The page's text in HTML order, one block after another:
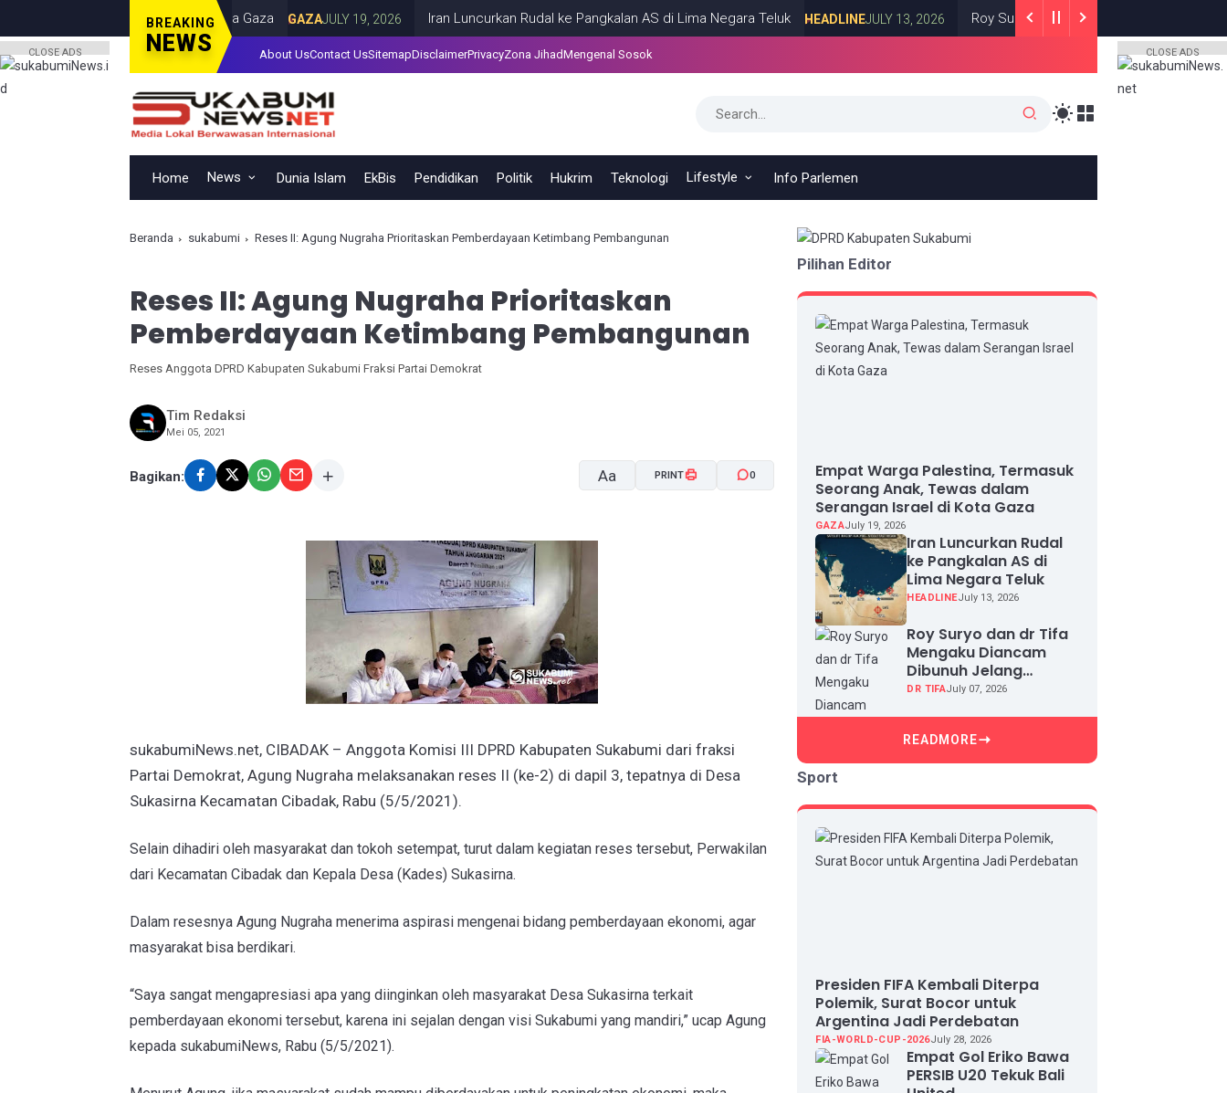
BREAKING
NEWS
Serangan Israel di Kota Gaza GAZA JULY 19, 2026 Iran Luncurkan Rudal ke Pangkalan AS di Lima Negara Teluk HEADLINE JULY 13, 2026 Roy Suryo dan dr Tifa Mengaku Diancam
About UsContact UsSitemapDisclaimerPrivacyZona JihadMengenal Sosok
Home News Dunia Islam EkBis Pendidikan Politik Hukrim Teknologi Lifestyle Info Parlemen
Beranda sukabumi Reses II: Agung Nugraha Prioritaskan Pemberdayaan Ketimbang Pembangunan
Reses II: Agung Nugraha Prioritaskan
Pemberdayaan Ketimbang Pembangunan
Reses Anggota DPRD Kabupaten Sukabumi Fraksi Partai Demokrat
Tim Redaksi
Mei 05, 2021
Bagikan: Aa PRINT 0
sukabumiNews.net, CIBADAK – Anggota Komisi III DPRD Kabupaten Sukabumi dari fraksi
Partai Demokrat, Agung Nugraha melaksanakan reses II (ke-2) di dapil 3, tepatnya di Desa
Sukasirna Kecamatan Cibadak, Rabu (5/5/2021).
Selain dihadiri oleh masyarakat dan tokoh setempat, turut dalam kegiatan reses tersebut, Perwakilan
dari Kecamatan Cibadak dan Kepala Desa (Kades) Sukasirna.
Dalam resesnya Agung Nugraha menerima aspirasi mengenai bidang pemberdayaan ekonomi, agar
masyarakat bisa berdikari.
“Saya sangat mengapresiasi apa yang diinginkan oleh masyarakat Desa Sukasirna terkait
pemberdayaan ekonomi tersebut, karena ini sejalan dengan visi Sukabumi yang mandiri,” ucap Agung
kepada sukabumiNews, Rabu (5/5/2021).
Pilihan Editor
Empat Warga Palestina, Termasuk
Seorang Anak, Tewas dalam
Serangan Israel di Kota Gaza
GAZAJuly 19, 2026
Iran Luncurkan Rudal
ke Pangkalan AS di
Lima Negara Teluk
HEADLINEJuly 13, 2026
Roy Suryo dan dr Tifa
Mengaku Diancam
Dibunuh Jelang
Sidang, Klaim Ada
DR TIFAJuly 07, 2026
READMORE
Sport
Presiden FIFA Kembali Diterpa
Polemik, Surat Bocor untuk
Argentina Jadi Perdebatan
FIA-WORLD-CUP-2026July 28, 2026
Empat Gol Eriko Bawa
PERSIB U20 Tekuk Bali
CLOSE ADS CLOSE ADS